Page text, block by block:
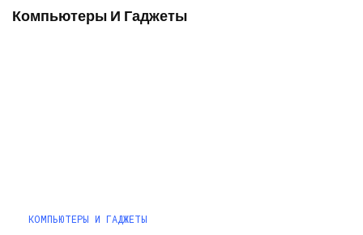
Компьютеры И Гаджеты
КОМПЬЮТЕРЫ И ГАДЖЕТЫ